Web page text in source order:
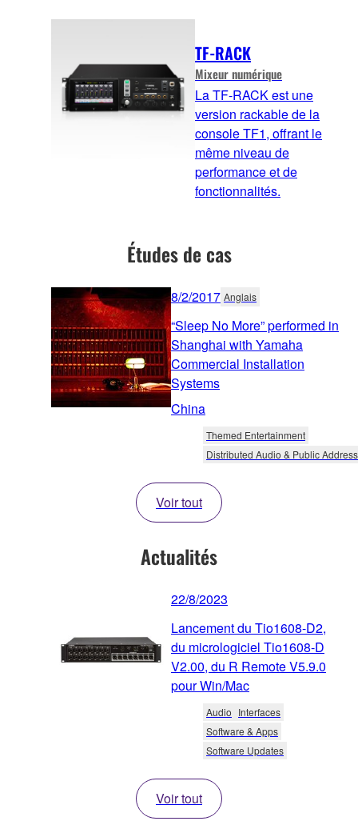
TF-RACK
Mixeur numérique
La TF-RACK est une
version rackable de la
console TF1, offrant le
même niveau de
performance et de
fonctionnalités.
Études de cas
8/2/2017 Anglais
“Sleep No More” performed in
Shanghai with Yamaha
Commercial Installation
Systems
China
Themed Entertainment
Distributed Audio & Public Address
Voir tout
Actualités
22/8/2023
Lancement du Tio1608-D2,
du micrologiciel Tio1608-D
V2.00, du R Remote V5.9.0
pour Win/Mac
Audio Interfaces
Software & Apps
Software Updates
Voir tout